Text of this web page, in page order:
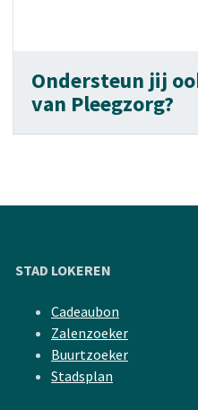
Ondersteun jij
van Pleegzorg?
STAD LOKEREN
Cadeaubon
Zalenzoeker
Buurtzoeker
Stadsplan